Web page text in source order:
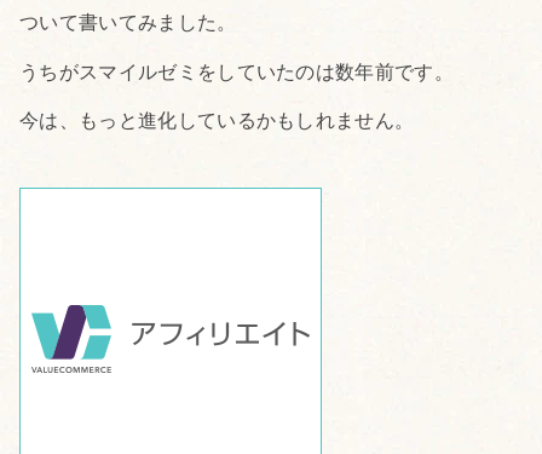
ついて書いてみました。
うちがスマイルゼミをしていたのは数年前です。
今は、もっと進化しているかもしれません。